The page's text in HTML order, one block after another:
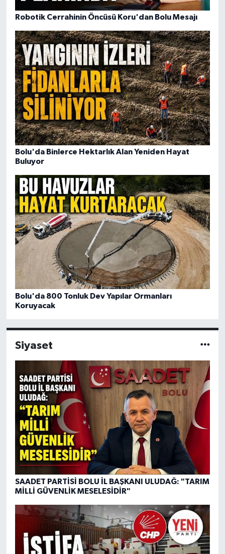
Robotik Cerrahinin Öncüsü Koru'dan Bolu Mesajı
Bolu'da Binlerce Hektarlık Alan Yeniden Hayat
Buluyor
Bolu'da 800 Tonluk Dev Yapılar Ormanları
Koruyacak
Siyaset
SAADET PARTİSİ BOLU İL BAŞKANI ULUDAĞ: "TARIM
MİLLİ GÜVENLİK MESELESİDİR"